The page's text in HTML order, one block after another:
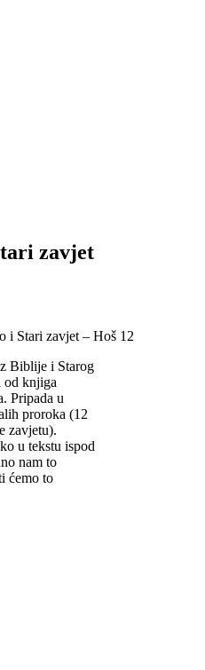
zavjet
i Stari zavjet – Hoš 12
Biblije i Starog
od knjiga
Pripada u
proroka (12
zavjetu).
u tekstu ispod
nam to
ćemo to